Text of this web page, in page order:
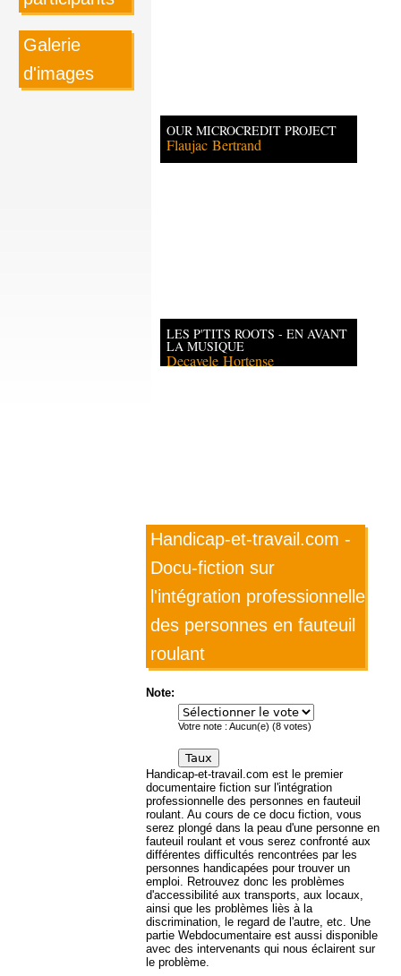
Galerie
d'images
Handicap-et-travail.com -
Docu-fiction sur
l'intégration professionnelle
des personnes en fauteuil
roulant
Note:
Votre note : Aucun(e) (8votes)
Handicap-et-travail.com est le premier
documentaire fiction sur l'intégration
professionnelle des personnes en fauteuil
roulant. Au cours de ce docu fiction, vous
serez plongé dans la peau d'une personne en
fauteuil roulant et vous serez confronté aux
différentes difficultés rencontrées par les
personnes handicapées pour trouver un
emploi. Retrouvez donc les problèmes
d'accessibilité aux transports, aux locaux,
ainsi que les problèmes liès à la
discrimination, le regard de l'autre, etc. Une
partie Webdocumentaire est aussi disponible
avec des intervenants qui nous éclairent sur
le problème.
OUR MICROCREDIT PROJECT
Flaujac Bertrand
LES P'TITS ROOTS - EN AVANT
LA MUSIQUE
Decavele Hortense